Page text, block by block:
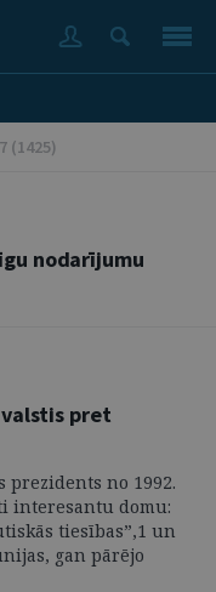
(1425)
nodarījumu
pret
no 1992.
interesantu domu:
tiesības”,1 un
gan pārējo